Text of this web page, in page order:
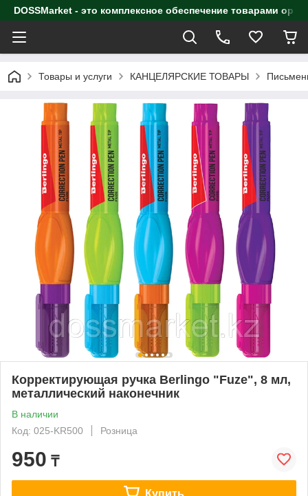
DOSSMarket - это комплексное обеспечение товарами
Товары и услуги КАНЦЕЛЯРСКИЕ ТОВАРЫ
Корректирующая ручка Berlingo "Fuze", 8 мл,
металлический наконечник
В наличии
Код: 025-KR500
Розница
950 ₸
Купить